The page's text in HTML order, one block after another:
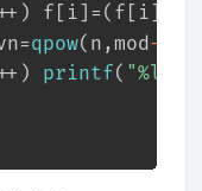
qpow(n,mod-2
printf( "%lld